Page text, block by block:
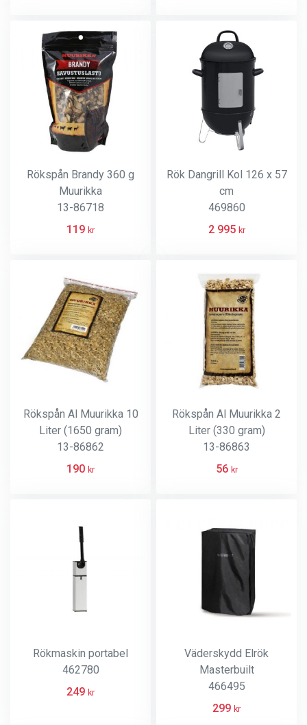
Rökspån Brandy 360 g
Muurikka
13-86718
119 kr
Rök Dangrill Kol 126 x 57
cm
469860
2 995 kr
Rökspån Al Muurikka 10
Liter (1650 gram)
13-86862
190 kr
Rökspån Al Muurikka 2
Liter (330 gram)
13-86863
56 kr
Rökmaskin portabel
462780
249 kr
Väderskydd Elrök
Masterbuilt
466495
299 kr